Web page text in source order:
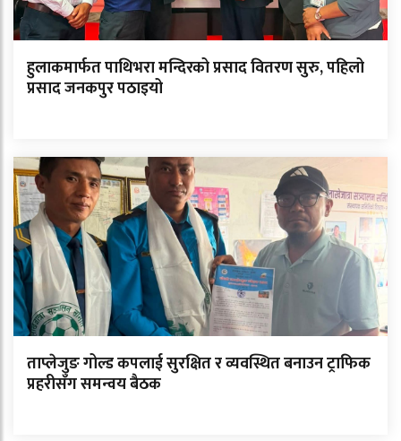
हुलाकमार्फत पाथिभरा मन्दिरको प्रसाद वितरण सुरु, पहिलो
प्रसाद जनकपुर पठाइयो
ताप्लेजुङ गोल्ड कपलाई सुरक्षित र व्यवस्थित बनाउन ट्राफिक
प्रहरीसँग समन्वय बैठक